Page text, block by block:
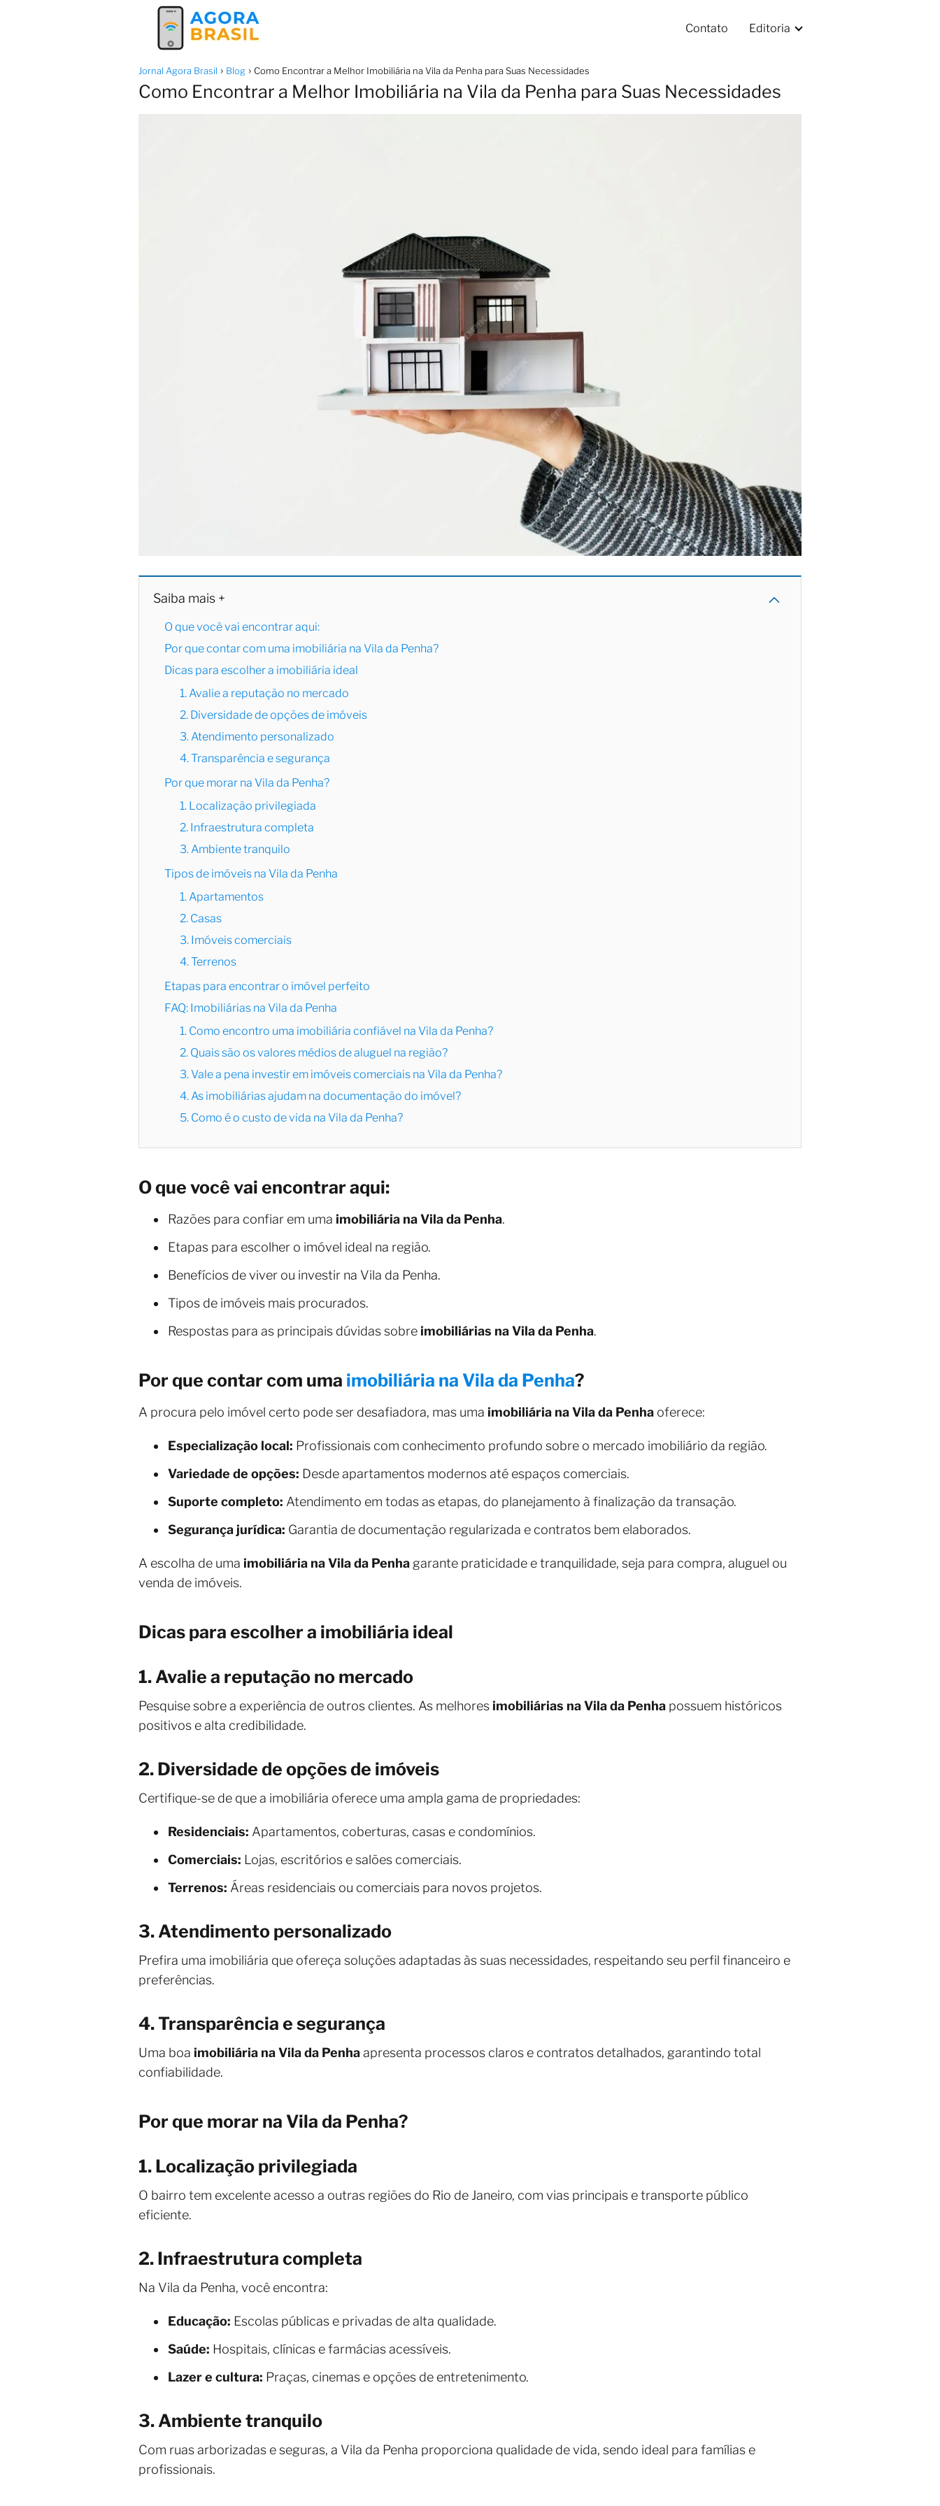
Contato Editoria
Jornal Agora Brasil Blog Como Encontrar a Melhor Imobiliária na Vila da Penha para Suas Necessidades
Como Encontrar a Melhor Imobiliária na Vila da Penha para Suas Necessidades
Saiba mais +
O que você vai encontrar aqui:
Por que contar com uma imobiliária na Vila da Penha?
Dicas para escolher a imobiliária ideal
1. Avalie a reputação no mercado
2. Diversidade de opções de imóveis
3. Atendimento personalizado
4. Transparência e segurança
Por que morar na Vila da Penha?
1. Localização privilegiada
2. Infraestrutura completa
3. Ambiente tranquilo
Tipos de imóveis na Vila da Penha
1. Apartamentos
2. Casas
3. Imóveis comerciais
4. Terrenos
Etapas para encontrar o imóvel perfeito
FAQ: Imobiliárias na Vila da Penha
1. Como encontro uma imobiliária confiável na Vila da Penha?
2. Quais são os valores médios de aluguel na região?
3. Vale a pena investir em imóveis comerciais na Vila da Penha?
4. As imobiliárias ajudam na documentação do imóvel?
5. Como é o custo de vida na Vila da Penha?
O que você vai encontrar aqui:
Razões para confiar em uma imobiliária na Vila da Penha.
Etapas para escolher o imóvel ideal na região.
Benefícios de viver ou investir na Vila da Penha.
Tipos de imóveis mais procurados.
Respostas para as principais dúvidas sobre imobiliárias na Vila da Penha.
Por que contar com uma imobiliária na Vila da Penha?
A procura pelo imóvel certo pode ser desafiadora, mas uma imobiliária na Vila da Penha oferece:
Especialização local: Profissionais com conhecimento profundo sobre o mercado imobiliário da região.
Variedade de opções: Desde apartamentos modernos até espaços comerciais.
Suporte completo: Atendimento em todas as etapas, do planejamento à finalização da transação.
Segurança jurídica: Garantia de documentação regularizada e contratos bem elaborados.
A escolha de uma imobiliária na Vila da Penha garante praticidade e tranquilidade, seja para compra, aluguel ou
venda de imóveis.
Dicas para escolher a imobiliária ideal
1. Avalie a reputação no mercado
Pesquise sobre a experiência de outros clientes. As melhores imobiliárias na Vila da Penha possuem históricos
positivos e alta credibilidade.
2. Diversidade de opções de imóveis
Certifique-se de que a imobiliária oferece uma ampla gama de propriedades:
Residenciais: Apartamentos, coberturas, casas e condomínios.
Comerciais: Lojas, escritórios e salões comerciais.
Terrenos: Áreas residenciais ou comerciais para novos projetos.
3. Atendimento personalizado
Prefira uma imobiliária que ofereça soluções adaptadas às suas necessidades, respeitando seu perfil financeiro e
preferências.
4. Transparência e segurança
Uma boa imobiliária na Vila da Penhaapresenta processos claros e contratos detalhados, garantindo total
confiabilidade.
Por que morar na Vila da Penha?
1. Localização privilegiada
O bairro tem excelente acesso a outras regiões do Rio de Janeiro, com vias principais e transporte público
eficiente.
2. Infraestrutura completa
Na Vila da Penha, você encontra:
Educação: Escolas públicas e privadas de alta qualidade.
Saúde: Hospitais, clínicas e farmácias acessíveis.
Lazer e cultura: Praças, cinemas e opções de entretenimento.
3. Ambiente tranquilo
Com ruas arborizadas e seguras, a Vila da Penha proporciona qualidade de vida, sendo ideal para famílias e
profissionais.